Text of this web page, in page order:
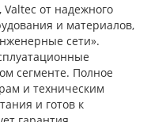
от надежного
и материалов,
сети».
сегменте. Полное
и техническим
и готов к